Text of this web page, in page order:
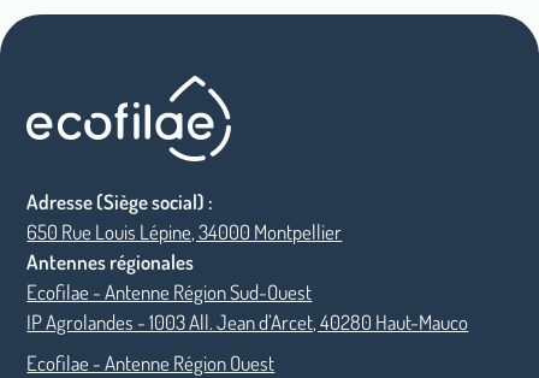
Adresse (Siège social) :
650 Rue Louis Lépine, 34000 Montpellier
Antennes régionales
Ecofilae - Antenne Région Sud-Ouest
IP Agrolandes - 1003 All. Jean d’Arcet, 40280 Haut-Mauco
Ecofilae - Antenne Région Ouest